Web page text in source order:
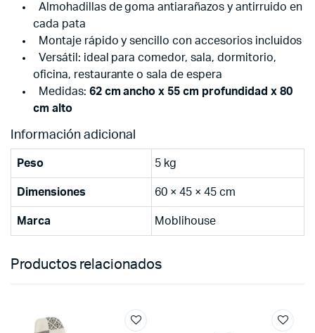
Almohadillas de goma antiarañazos y antirruido en
cada pata
Montaje rápido y sencillo con accesorios incluidos
Versátil: ideal para comedor, sala, dormitorio,
oficina, restaurante o sala de espera
Medidas: 62 cm ancho x 55 cm profundidad x 80
cm alto
Información adicional
Peso 5 kg
Dimensiones 60 × 45 × 45 cm
Marca Moblihouse
Productos relacionados